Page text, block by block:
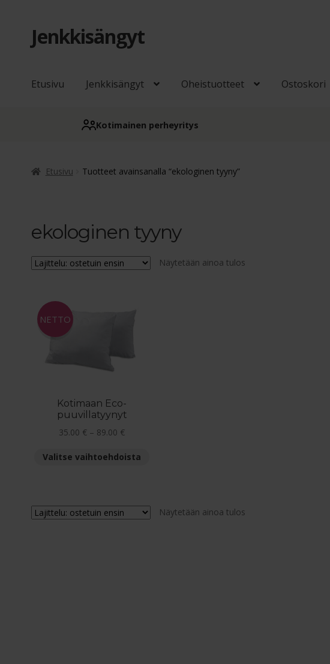
Siirry
navigointiin
Siirry
sisältöön
Jenkkisängyt
Etusivu Jenkkisängyt Oheistuotteet Ostoskori
Kotimainen perheyritys
Etusivu Tuotteet avainsanalla “ekologinen tyyny”
ekologinen tyyny
Näytetään ainoa tulos
Kotimaan Eco-
puuvillatyynyt
NETTO
35.00 € – 89.00 €
-
Valitse vaihtoehdoista
muunnelma.
Voit
Näytetään ainoa tulos